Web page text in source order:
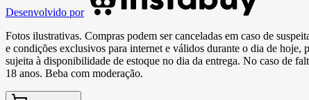
Desenvolvido por
Fotos ilustrativas. Compras podem ser canceladas em caso de
e condições exclusivos para internet e válidos durante o dia de
sujeita à disponibilidade de estoque no dia da entrega. No caso de
18 anos. Beba com moderação.